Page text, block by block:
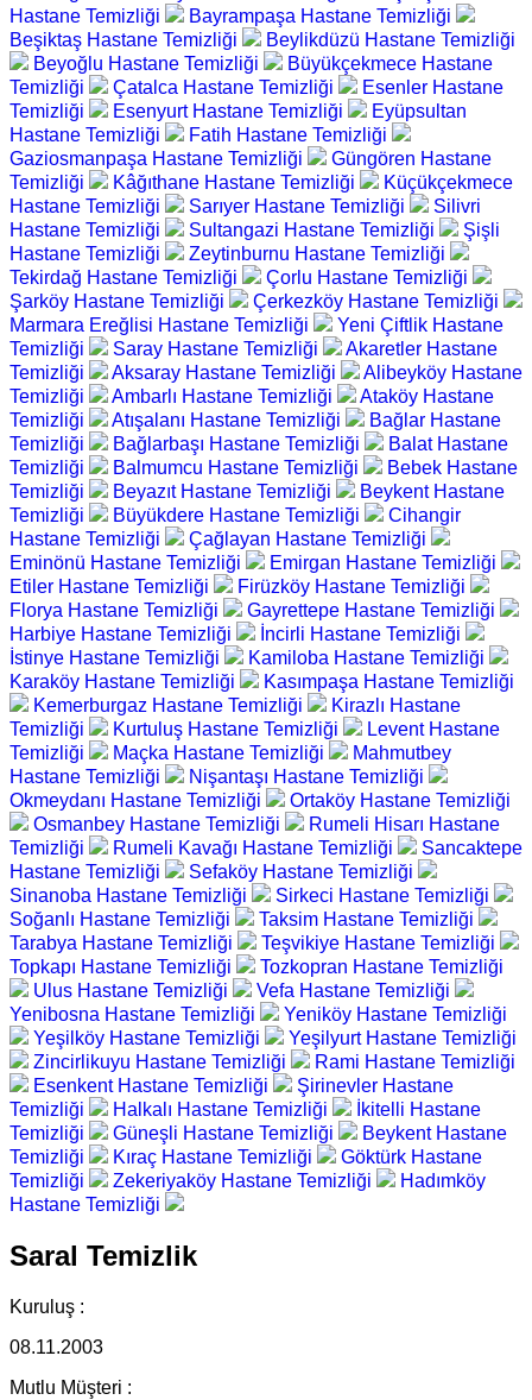
Hastane Temizliği
Bayrampaşa Hastane Temizliği
Beşiktaş Hastane Temizliği
Beylikdüzü Hastane Temizliği
Beyoğlu Hastane Temizliği
Büyükçekmece Hastane
Temizliği
Çatalca Hastane Temizliği
Esenler Hastane
Temizliği
Esenyurt Hastane Temizliği
Eyüpsultan
Hastane Temizliği
Fatih Hastane Temizliği
Gaziosmanpaşa Hastane Temizliği
Güngören Hastane
Temizliği
Kâğıthane Hastane Temizliği
Küçükçekmece
Hastane Temizliği
Sarıyer Hastane Temizliği
Silivri
Hastane Temizliği
Sultangazi Hastane Temizliği
Şişli
Hastane Temizliği
Zeytinburnu Hastane Temizliği
Tekirdağ Hastane Temizliği
Çorlu Hastane Temizliği
Şarköy Hastane Temizliği
Çerkezköy Hastane Temizliği
Marmara Ereğlisi Hastane Temizliği
Yeni Çiftlik Hastane
Temizliği
Saray Hastane Temizliği
Akaretler Hastane
Temizliği
Aksaray Hastane Temizliği
Alibeyköy Hastane
Temizliği
Ambarlı Hastane Temizliği
Ataköy Hastane
Temizliği
Atışalanı Hastane Temizliği
Bağlar Hastane
Temizliği
Bağlarbaşı Hastane Temizliği
Balat Hastane
Temizliği
Balmumcu Hastane Temizliği
Bebek Hastane
Temizliği
Beyazıt Hastane Temizliği
Beykent Hastane
Temizliği
Büyükdere Hastane Temizliği
Cihangir
Hastane Temizliği
Çağlayan Hastane Temizliği
Eminönü Hastane Temizliği
Emirgan Hastane Temizliği
Etiler Hastane Temizliği
Firüzköy Hastane Temizliği
Florya Hastane Temizliği
Gayrettepe Hastane Temizliği
Harbiye Hastane Temizliği
İncirli Hastane Temizliği
İstinye Hastane Temizliği
Kamiloba Hastane Temizliği
Karaköy Hastane Temizliği
Kasımpaşa Hastane Temizliği
Kemerburgaz Hastane Temizliği
Kirazlı Hastane
Temizliği
Kurtuluş Hastane Temizliği
Levent Hastane
Temizliği
Maçka Hastane Temizliği
Mahmutbey
Hastane Temizliği
Nişantaşı Hastane Temizliği
Okmeydanı Hastane Temizliği
Ortaköy Hastane Temizliği
Osmanbey Hastane Temizliği
Rumeli Hisarı Hastane
Temizliği
Rumeli Kavağı Hastane Temizliği
Sancaktepe
Hastane Temizliği
Sefaköy Hastane Temizliği
Sinanoba Hastane Temizliği
Sirkeci Hastane Temizliği
Soğanlı Hastane Temizliği
Taksim Hastane Temizliği
Tarabya Hastane Temizliği
Teşvikiye Hastane Temizliği
Topkapı Hastane Temizliği
Tozkopran Hastane Temizliği
Ulus Hastane Temizliği
Vefa Hastane Temizliği
Yenibosna Hastane Temizliği
Yeniköy Hastane Temizliği
Yeşilköy Hastane Temizliği
Yeşilyurt Hastane Temizliği
Zincirlikuyu Hastane Temizliği
Rami Hastane Temizliği
Esenkent Hastane Temizliği
Şirinevler Hastane
Temizliği
Halkalı Hastane Temizliği
İkitelli Hastane
Temizliği
Güneşli Hastane Temizliği
Beykent Hastane
Temizliği
Kıraç Hastane Temizliği
Göktürk Hastane
Temizliği
Zekeriyaköy Hastane Temizliği
Hadımköy
Hastane Temizliği
Saral Temizlik
Kuruluş :
08.11.2003
Mutlu Müşteri :